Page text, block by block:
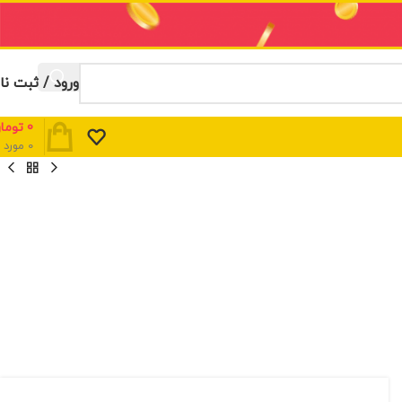
ورود / ثبت
0 مورد
0